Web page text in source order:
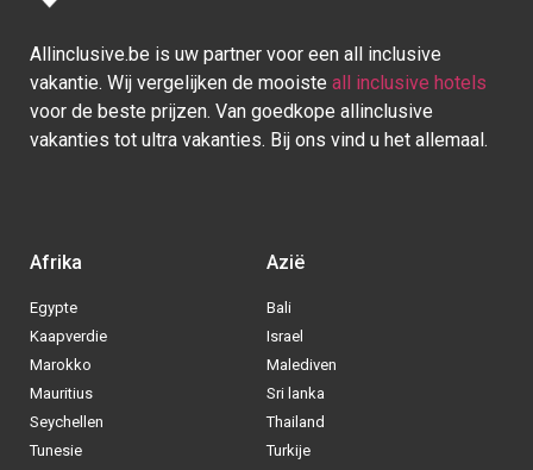
Allinclusive.be is uw partner voor een all inclusive
vakantie. Wij vergelijken de mooiste all inclusive hotels
voor de beste prijzen. Van goedkope allinclusive
vakanties tot ultra vakanties. Bij ons vind u het allemaal.
Afrika
Egypte
Kaapverdie
Marokko
Mauritius
Seychellen
Tunesie
Azië
Bali
Israel
Malediven
Sri lanka
Thailand
Turkije